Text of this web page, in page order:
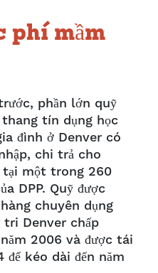
phí mầm
phần lớn quỹ
thang tín dụng học
đình ở Denver có
chi trả cho
tại một trong 260
DPP. Quỹ được
chuyên dụng
tri Denver chấp
2006 và được tái
để kéo dài đến năm